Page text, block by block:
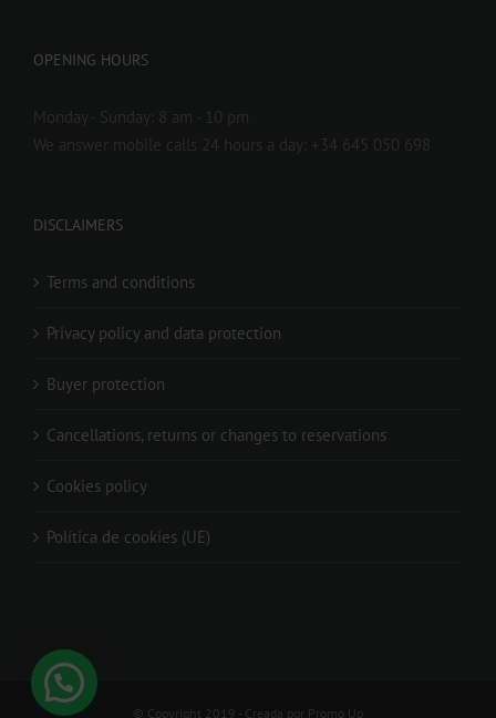
OPENING HOURS
Monday - Sunday: 8 am - 10 pm
We answer mobile calls 24 hours a day: +34 645 050 698
DISCLAIMERS
Terms and conditions
Privacy policy and data protection
Buyer protection
Cancellations, returns or changes to reservations
Cookies policy
Política de cookies (UE)
© Copyright 2019 - Creada por Promo Up